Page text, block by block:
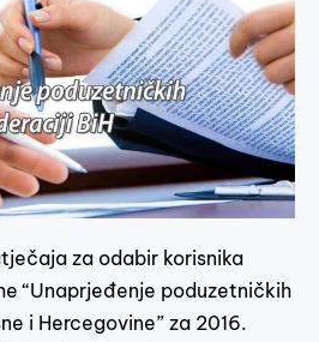
za odabir korisnika
“Unaprjeđenje poduzetničkih
i Hercegovine” za 2016.